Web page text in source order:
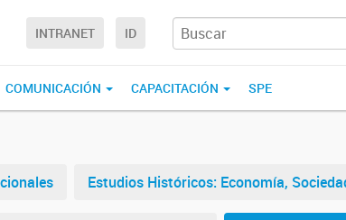
INTRANET ID
COMUNICACIÓN CAPACITACIÓN SPE
Estudios Históricos: Economía,